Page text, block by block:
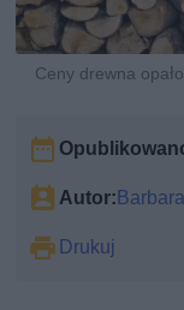
Ceny drewna
Autor:
Drukuj